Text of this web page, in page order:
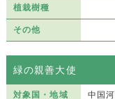
植栽樹種
その他
緑の親善大使
対象国・地域 中国